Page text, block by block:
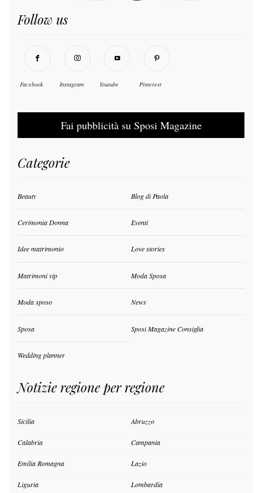
Follow us
Facebook Instagram Youtube Pinterest
Fai pubblicità su Sposi Magazine
Categorie
Beauty Blog di Paola
Cerimonia Donna Eventi
Idee matrimonio Love stories
Matrimoni vip Moda Sposa
Moda sposo News
Sposa Sposi Magazine Consiglia
Wedding planner
Notizie regione per regione
Sicilia Abruzzo
Calabria Campania
Emilia Romagna Lazio
Liguria Lombardia